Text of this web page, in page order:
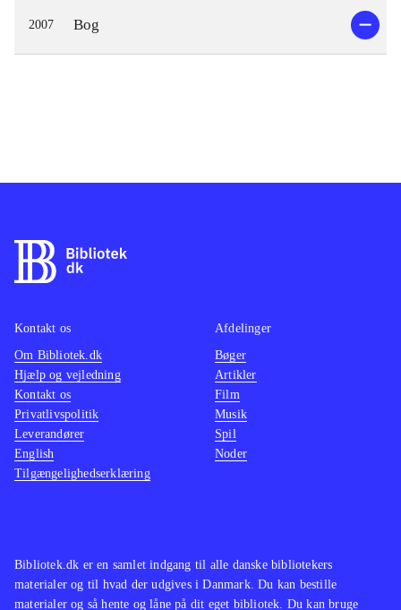
2007 Bog
Bibliotek.dk er en samlet indgang til alle danske bibliotekers
materialer og til hvad der udgives i Danmark. Du kan bestille
materialer og så hente og låne på dit eget bibliotek. Du kan bruge
Kontakt os
Om Bibliotek.dk
Hjælp og vejledning
Kontakt os
Privatlivspolitik
Leverandører
English
Tilgængelighedserklæring
Afdelinger
Bøger
Artikler
Film
Musik
Spil
Noder